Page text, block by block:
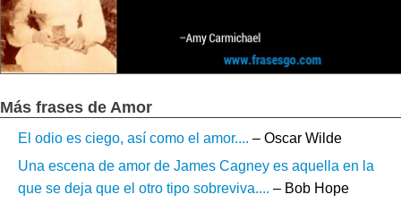
Más frases de Amor
El odio es ciego, así como el amor.... – Oscar Wilde
Una escena de amor de James Cagney es aquella en la
que se deja que el otro tipo sobreviva.... – Bob Hope